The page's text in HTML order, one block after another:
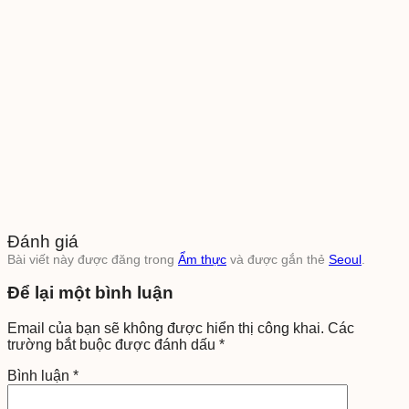
Đánh giá
Bài viết này được đăng trong Ẩm thực và được gắn thẻ Seoul
Để lại một bình luận
Email của bạn sẽ không được hiển thị công khai. Các
trường bắt buộc được đánh dấu *
Bình luận *